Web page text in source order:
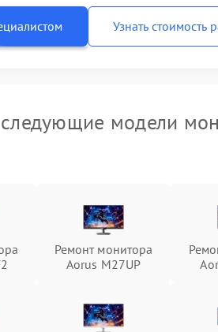
Узнать стоимость
модели
Ремонт монитора
Aorus M27UP